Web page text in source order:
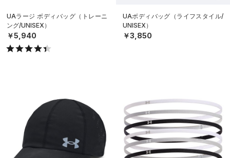
UAラージ ボディバッグ（トレーニ
ング/UNISEX）
￥5,940
UAボディバッグ（ライフスタイル/
UNISEX）
￥3,850